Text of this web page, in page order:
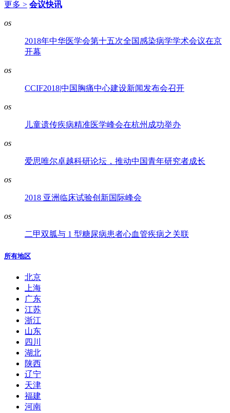
更多 > 会议快讯
os
2018年中华医学会第十五次全国感染病学学术会议在京
开幕
os
CCIF2018|中国胸痛中心建设新闻发布会召开
os
儿童遗传疾病精准医学峰会在杭州成功举办
os
爱思唯尔卓越科研论坛，推动中国青年研究者成长
os
2018 亚洲临床试验创新国际峰会
os
二甲双胍与 1 型糖尿病患者心血管疾病之关联
所有地区
北京
上海
广东
江苏
浙江
山东
四川
湖北
陕西
辽宁
天津
福建
河南